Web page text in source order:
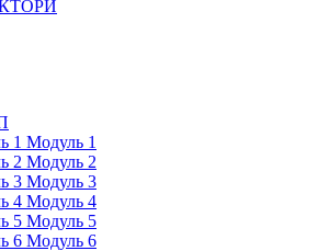
Модуль 1
Модуль 2
Модуль 3
Модуль 4
Модуль 5
Модуль 6